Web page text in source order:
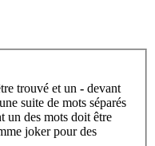
trouvé et un - devant
suite de mots séparés
un des mots doit être
joker pour des